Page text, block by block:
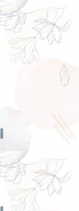
Перейти
к
содержанию